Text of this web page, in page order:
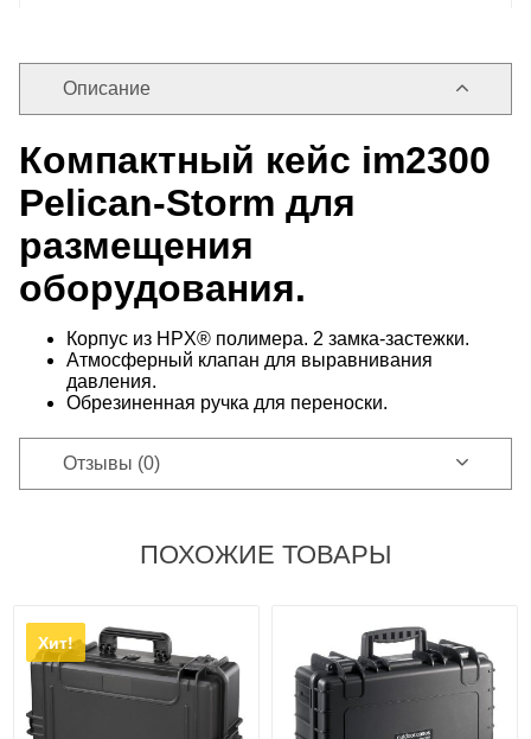
Описание
Компактный кейс im2300
Pelican-Storm для
размещения
оборудования.
Корпус из HPX® полимера. 2 замка-застежки.
Атмосферный клапан для выравнивания
давления.
Обрезиненная ручка для переноски.
Отзывы (0)
ПОХОЖИЕ ТОВАРЫ
Хит!